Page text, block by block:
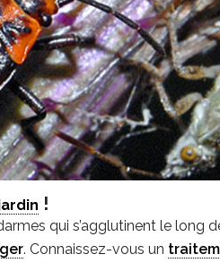
!
qui s’agglutinent le long
. Connaissez-vous un